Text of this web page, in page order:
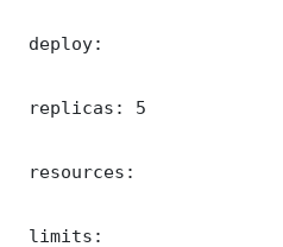
deploy:
replicas: 5
resources:
limits: